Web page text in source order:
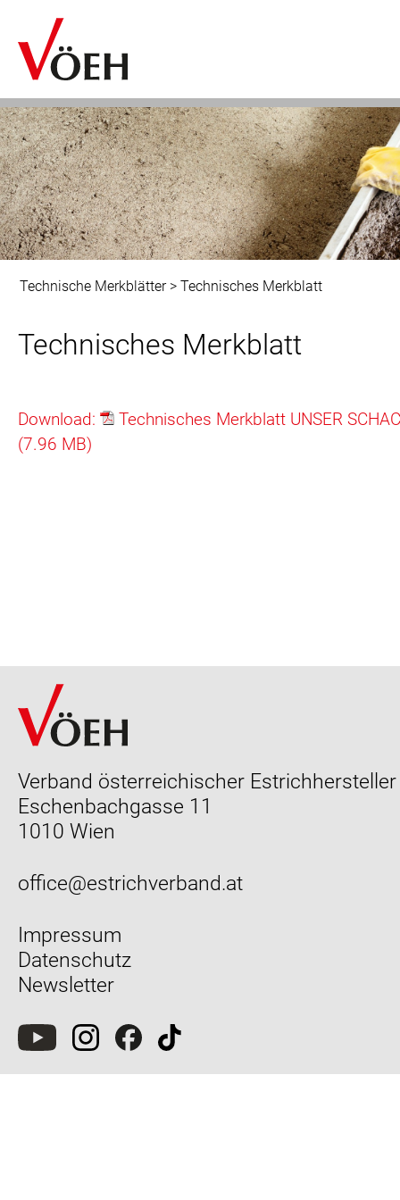
Technische Merkblätter> Technisches Merkblatt
Technisches Merkblatt
Download:
Technisches Merkblatt UNSER
(7.96 MB)
Verband österreichischer Estrichhersteller
Eschenbachgasse 11
1010 Wien
office@estrichverband.at
Impressum
Datenschutz
Newsletter